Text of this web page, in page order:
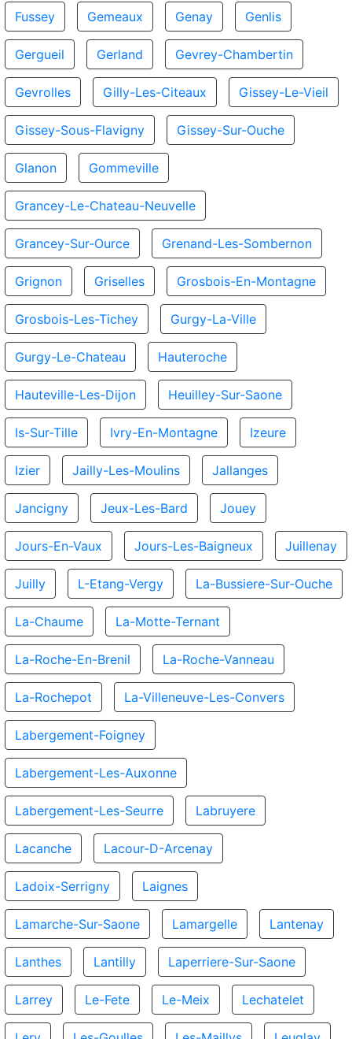
Fussey Gemeaux Genay Genlis
Gergueil Gerland Gevrey-Chambertin
Gevrolles Gilly-Les-Citeaux Gissey-Le-Vieil
Gissey-Sous-Flavigny Gissey-Sur-Ouche
Glanon Gommeville
Grancey-Le-Chateau-Neuvelle
Grancey-Sur-Ource Grenand-Les-Sombernon
Grignon Griselles Grosbois-En-Montagne
Grosbois-Les-Tichey Gurgy-La-Ville
Gurgy-Le-Chateau Hauteroche
Hauteville-Les-Dijon Heuilley-Sur-Saone
Is-Sur-Tille Ivry-En-Montagne Izeure
Izier Jailly-Les-Moulins Jallanges
Jancigny Jeux-Les-Bard Jouey
Jours-En-Vaux Jours-Les-Baigneux Juillenay
Juilly L-Etang-Vergy La-Bussiere-Sur-Ouche
La-Chaume La-Motte-Ternant
La-Roche-En-Brenil La-Roche-Vanneau
La-Rochepot La-Villeneuve-Les-Convers
Labergement-Foigney
Labergement-Les-Auxonne
Labergement-Les-Seurre Labruyere
Lacanche Lacour-D-Arcenay
Ladoix-Serrigny Laignes
Lamarche-Sur-Saone Lamargelle Lantenay
Lanthes Lantilly Laperriere-Sur-Saone
Larrey Le-Fete Le-Meix Lechatelet